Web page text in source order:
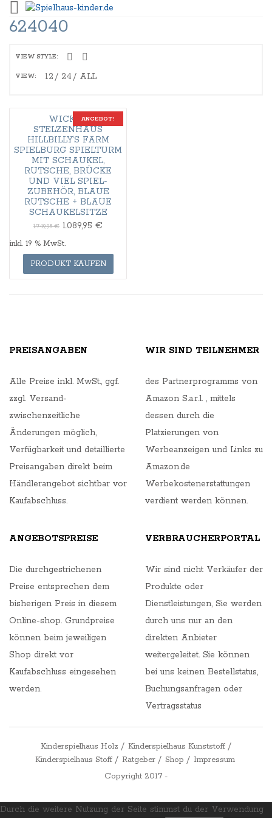
624040
VIEW STYLE:
VIEW: 12 24 ALL
ANGEBOT!
WICKEY
STELZENHAUS
HILLBILLY’S FARM
SPIELBURG SPIELTURM
MIT SCHAUKEL,
RUTSCHE, BRÜCKE
UND VIEL SPIEL-
ZUBEHÖR, BLAUE
RUTSCHE + BLAUE
SCHAUKELSITZE
1.749,95€ 1.089,95 €
inkl. 19 % MwSt.
PRODUKT KAUFEN
PREISANGABEN
Alle Preise inkl. MwSt., ggf.
zzgl. Versand-
zwischenzeitliche
Änderungen möglich,
Verfügbarkeit und detaillierte
Preisangaben direkt beim
Händlerangebot sichtbar vor
Kaufabschluss.
WIR SIND TEILNEHMER
des Partnerprogramms von
Amazon S.a.r.l. , mittels
dessen durch die
Platzierungen von
Werbeanzeigen und Links zu
Amazon.de
Werbekostenerstattungen
verdient werden können.
ANGEBOTSPREISE
Die durchgestrichenen
Preise entsprechen dem
bisherigen Preis in diesem
Online-shop. Grundpreise
können beim jeweiligen
Shop direkt vor
Kaufabschluss eingesehen
werden.
VERBRAUCHERPORTAL
Wir sind nicht Verkäufer der
Produkte oder
Dienstleistungen, Sie werden
durch uns nur an den
direkten Anbieter
weitergeleitet. Sie können
bei uns keinen Bestellstatus,
Buchungsanfragen oder
Vertragsstatus
Kinderspielhaus Holz
Kinderspielhaus Kunststoff
Kinderspielhaus Stoff
Ratgeber Shop
Impressum
Copyright 2017 -
Durch die weitere Nutzung der Seite stimmst du der Verwendung